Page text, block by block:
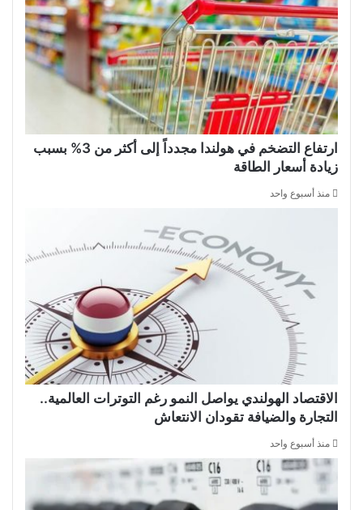
ارتفاع التضخم في هولندا مجدداً إلى أكثر من 3% بسبب
زيادة أسعار الطاقة
منذ أسبوع واحد
الاقتصاد الهولندي يواصل النمو رغم التوترات العالمية..
التجارة والضيافة تقودان الانتعاش
منذ أسبوع واحد